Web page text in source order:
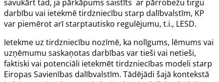
savukārt tad, ja pārkāpums saistīts ar pārrobežu tirgu
darbību vai ietekmē tirdzniecību starp dalībvalstīm, KP
var piemērot arī starptautisko regulējumu, t.i., LESD.
Ietekme uz tirdzniecību nozīmē, ka nolīgums, lēmums vai
uzņēmumu saskaņotas darbības var tieši vai netieši,
faktiski vai potenciāli ietekmēt tirdzniecības modeli starp
Eiropas Savienības dalībvalstīm. Tādējādi šajā kontekstā